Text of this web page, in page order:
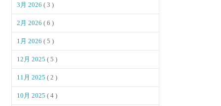
3月 2026( 3 )
2月 2026( 6 )
1月 2026( 5 )
12月 2025( 5 )
11月 2025( 2 )
10月 2025( 4 )